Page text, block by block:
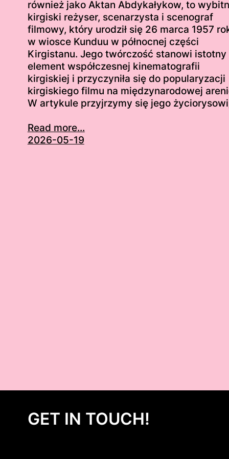
również jako Aktan Abdykałykow, to
kirgiski reżyser, scenarzysta i scenograf
filmowy, który urodził się 26 marca 1957
w wiosce Kunduu w północnej części
Kirgistanu. Jego twórczość stanowi istotny
element współczesnej kinematografii
kirgiskiej i przyczyniła się do popularyzacji
kirgiskiego filmu na międzynarodowej
W artykule przyjrzymy się jego
Read more...
2026-05-19
GET IN TOUCH!